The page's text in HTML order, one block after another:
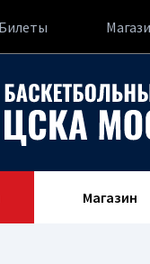
Билеты
Магазин